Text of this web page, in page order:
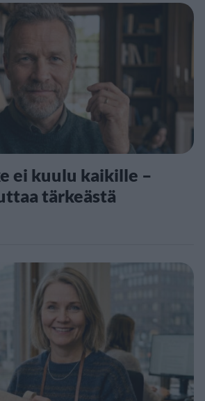
ei kuulu kaikille –
tärkeästä